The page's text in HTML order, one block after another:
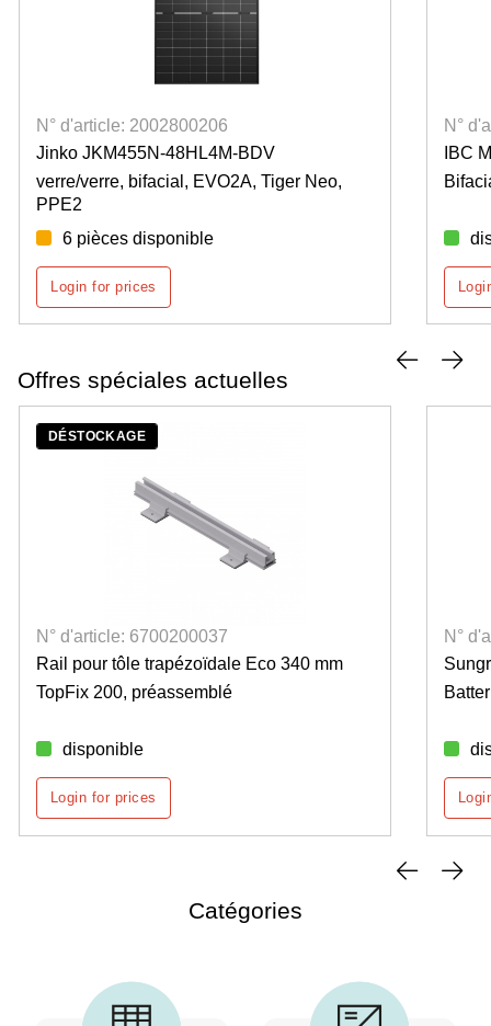
N° d'article: 2002800206
Jinko JKM455N-48HL4M-BDV
verre/verre, bifacial, EVO2A, Tiger Neo,
PPE2
6 pièces disponible
Login for prices
N°
IBC
Offres spéciales actuelles
DÉSTOCKAGE
N° d'article: 6700200037
Rail pour tôle trapézoïdale Eco 340 mm
TopFix 200, préassemblé
disponible
Login for prices
N°
Catégories